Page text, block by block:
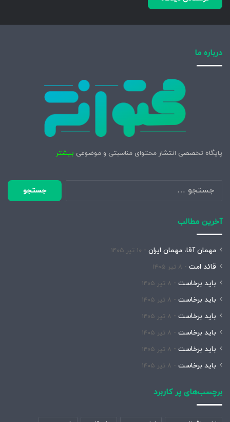
درباره ما
پایگاه تخصصی انتشار محتوای مناسبتی و موضوعی بیشتر
جستجو
برای:
آخرین مطالب
مهمان آقا، مهمان ایران ۱۰ تیر ۱۴۰۵
قائد امت ۸ تیر ۱۴۰۵
باید برخاست ۸ تیر ۱۴۰۵
باید برخاست ۸ تیر ۱۴۰۵
باید برخاست ۸ تیر ۱۴۰۵
باید برخاست ۸ تیر ۱۴۰۵
باید برخاست ۸ تیر ۱۴۰۵
باید برخاست ۸ تیر ۱۴۰۵
برچسب‌های پر کاربرد